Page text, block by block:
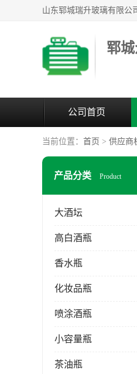
郓
公司首页
当前位置： 首页 > 供应商
产品分类 Product
大酒坛
高白酒瓶
香水瓶
化妆品瓶
喷涂酒瓶
小容量瓶
茶油瓶